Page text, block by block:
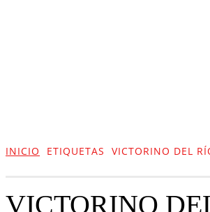
INICIO ETIQUETAS VICTORINO DEL
VICTORINO